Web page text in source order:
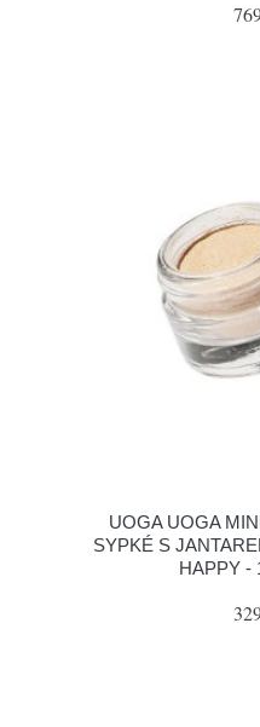
UOGA UOGA
SYPKÉ S
HAPPY -